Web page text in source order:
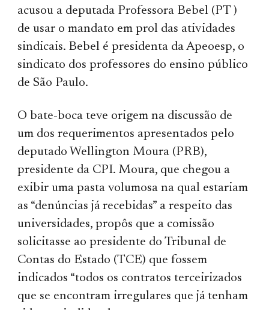
acusou a deputada Professora Bebel (PT )
de usar o mandato em prol das atividades
sindicais. Bebel é presidenta da Apeoesp, o
sindicato dos professores do ensino público
de São Paulo.
O bate-boca teve origem na discussão de
um dos requerimentos apresentados pelo
deputado Wellington Moura (PRB),
presidente da CPI. Moura, que chegou a
exibir uma pasta volumosa na qual estariam
as “denúncias já recebidas” a respeito das
universidades, propôs que a comissão
solicitasse ao presidente do Tribunal de
Contas do Estado (TCE) que fossem
indicados “todos os contratos terceirizados
que se encontram irregulares que já tenham